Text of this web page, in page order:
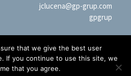
jclucena@gp-grup.com
gpgrup
ENGINE WORLDWIDE (LLC)
that we give the best user
If you continue to use this site, we
that you agree.